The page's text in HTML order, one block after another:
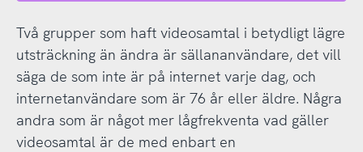
Två grupper som haft videosamtal i betydligt lägre
utsträckning än ändra är sällananvändare, det vill
säga de som inte är på internet varje dag, och
internetanvändare som är 76 år eller äldre. Några
andra som är något mer lågfrekventa vad gäller
videosamtal är de med enbart en